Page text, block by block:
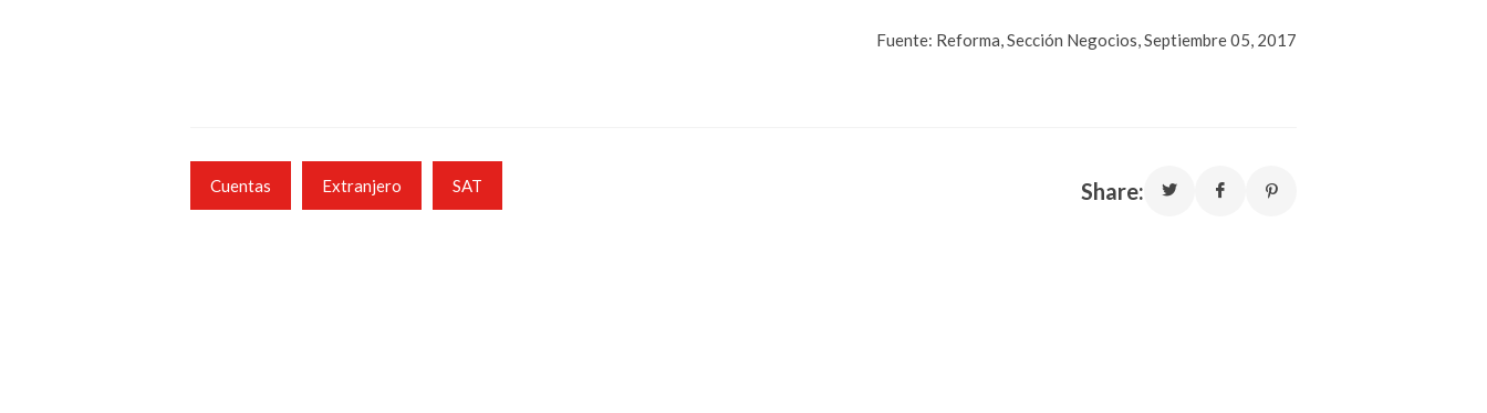
Fuente: Reforma, Sección Negocios, Septiembre 05, 2017
Cuentas Extranjero SAT Share: